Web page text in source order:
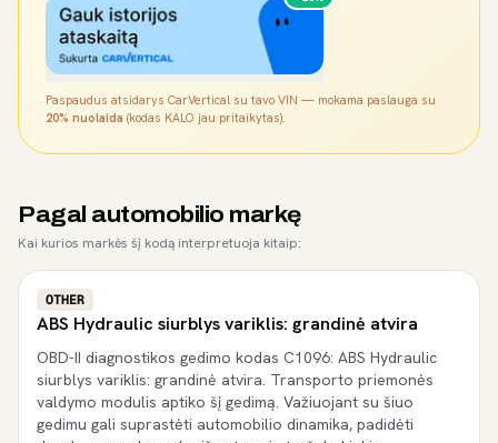
Paspaudus atsidarys CarVertical su tavo VIN — mokama paslauga su
20% nuolaida (kodas KALO jau pritaikytas).
Pagal automobilio markę
Kai kurios markės šį kodą interpretuoja kitaip:
OTHER
ABS Hydraulic siurblys variklis: grandinė atvira
OBD-II diagnostikos gedimo kodas C1096: ABS Hydraulic
siurblys variklis: grandinė atvira. Transporto priemonės
valdymo modulis aptiko šį gedimą. Važiuojant su šiuo
gedimu gali suprastėti automobilio dinamika, padidėti